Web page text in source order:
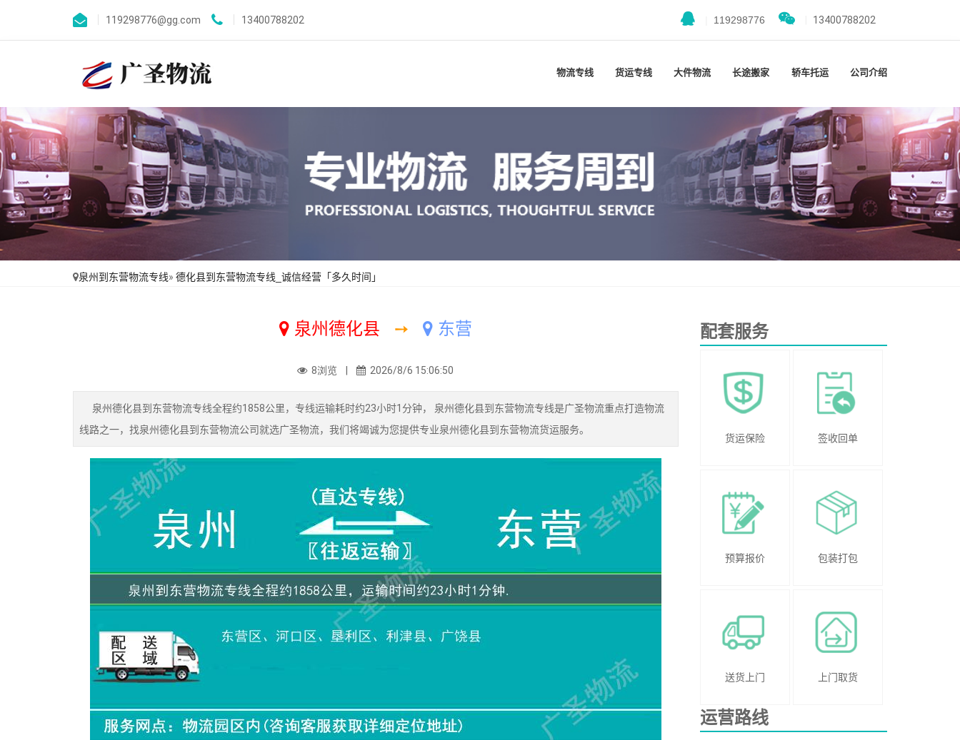
119298776@gg.com 13400788202 119298776 13400788202
物流专线 货运专线 大件物流 长途搬家 轿车托运 公司介绍
泉州到东营物流专线» 德化县到东营物流专线_诚信经营「多久时间」
泉州德化县 ➙ 东营
8浏览 | 2026/8/6 15:06:50
泉州德化县到东营物流专线全程约1858公里，专线运输耗时约23小时1分钟， 泉州德化县到东营物流专线是广圣物流重点打造物流
线路之一，找泉州德化县到东营物流公司就选广圣物流，我们将竭诚为您提供专业泉州德化县到东营物流货运服务。
配套服务
货运保险 签收回单
预算报价 包装打包
送货上门 上门取货
运营路线